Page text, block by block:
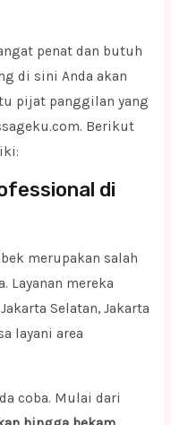
penat dan butuh
di sini Anda akan
pijat panggilan yang
Berikut
di
merupakan salah
Layanan mereka
Selatan, Jakarta
layani area
coba. Mulai dari